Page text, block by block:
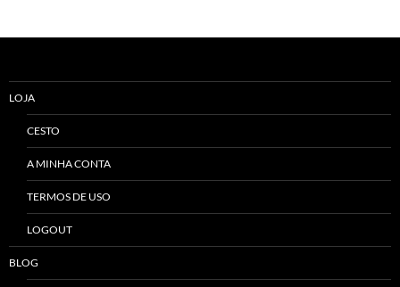
LOJA
CESTO
A MINHA CONTA
TERMOS DE USO
LOGOUT
BLOG